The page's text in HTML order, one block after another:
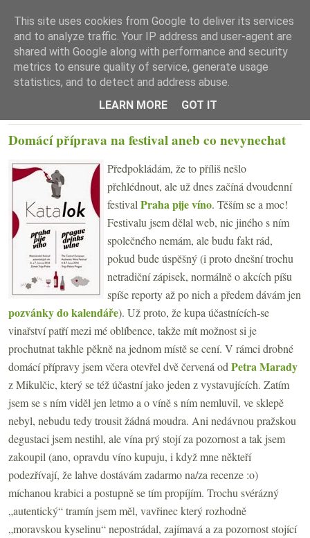
☰ Menu
Domácí příprava na festival aneb co nevynechat
Předpokládám, že to příliš nešlo
přehlédnout, ale už dnes začíná dvoudenní
festival Praha pije víno. Těším se a moc!
Festivalu jsem dělal web, nic jiného s ním
společného nemám, ale budu fakt rád,
pokud bude úspěšný (i proto dnešní trochu
netradiční zápisek, normálně o akcích píšu
spíše reporty až po nich a předem dávám jen
pozvánky do kalendáře). Už proto, že kupa účastnících-se
vinařství patří mezi mé oblíbence, takže mít možnost si je
prochutnat takhle pěkně na jednom místě se cení. V rámci drobné
domácí přípravy jsem včera otevřel dvě červená od Petra Marady
z Mikulčic, který se též účastní jako jeden z vystavujících. Zatím
jsem se s ním viděl jen letmo a o víně s ním nemluvil, ve sklepě
nebyl, nebudu tedy trousit žádná moudra. Ani nedávnou pražskou
degustaci jsem nestihl, ale vína prý stojí za pozornost a tak jsem
zakoupil (ano, opravdu víno kupuju, i když mne někteří
podezřívají, že lahve dostávám zadarmo na/za recenze :o)
míchanou krabici a postupně se tím propíjím. Trochu svérázný
„autentický“ tramín jsem měl, vavřinec který rozhodně
„moravskou kyselinu“ nepostrádal, zajímavá a za pozornost stojící
This site uses cookies from Google to deliver its services
and to analyze traffic. Your IP address and user-agent are
shared with Google along with performance and security
metrics to ensure quality of service, generate usage
statistics, and to detect and address abuse.
LEARN MORE
GOT IT